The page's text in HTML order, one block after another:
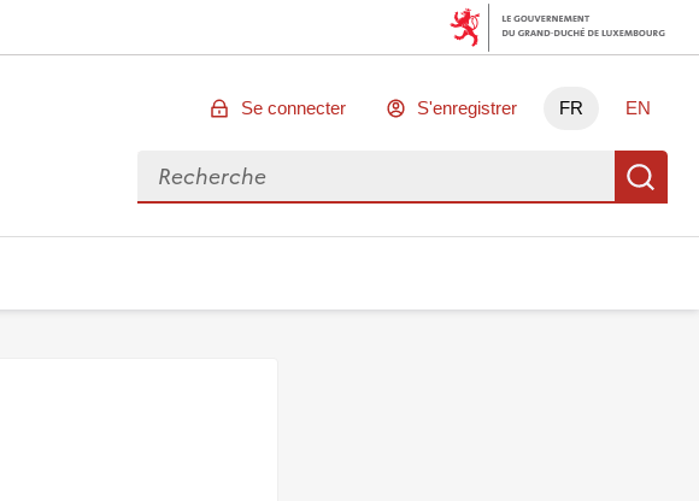
Se connecter S'enregistrer FR EN
Rechercher des données